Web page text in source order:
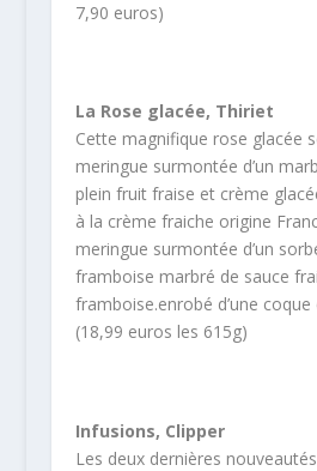
7,90 euros)
La Rose glacée, Thiriet
Cette magnifique rose glacée
meringue surmontée d’un
plein fruit fraise et crème
à la crème fraiche origine
meringue surmontée d’un
framboise marbré de sauce
framboise.enrobé d’une
(18,99 euros les 615g)
Infusions, Clipper
Les deux dernières